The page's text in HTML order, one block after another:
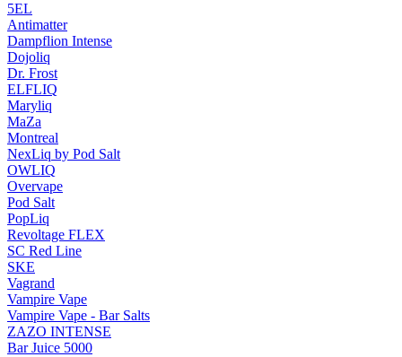
5EL
Antimatter
Dampflion Intense
Dojoliq
Dr. Frost
ELFLIQ
Maryliq
MaZa
Montreal
NexLiq by Pod Salt
OWLIQ
Overvape
Pod Salt
PopLiq
Revoltage FLEX
SC Red Line
SKE
Vagrand
Vampire Vape
Vampire Vape - Bar Salts
ZAZO INTENSE
Bar Juice 5000